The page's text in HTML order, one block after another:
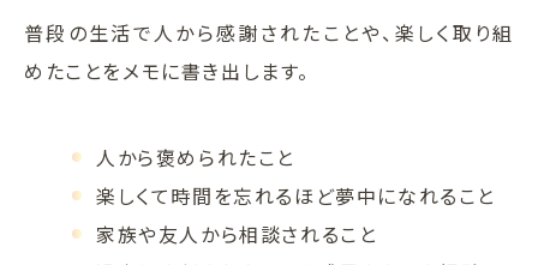
普段の生活で人から感謝されたことや、楽しく取り組
めたことをメモに書き出します。
人から褒められたこと
楽しくて時間を忘れるほど夢中になれること
家族や友人から相談されること